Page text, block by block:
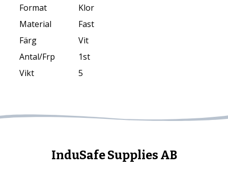
Format
Klor
Material
Fast
Färg
Vit
Antal/Frp
1st
Vikt
5
InduSafe Supplies AB